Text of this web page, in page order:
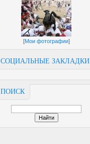
[Мои фотографии]
СОЦИАЛЬНЫЕ ЗАКЛАДКИ
ПОИСК